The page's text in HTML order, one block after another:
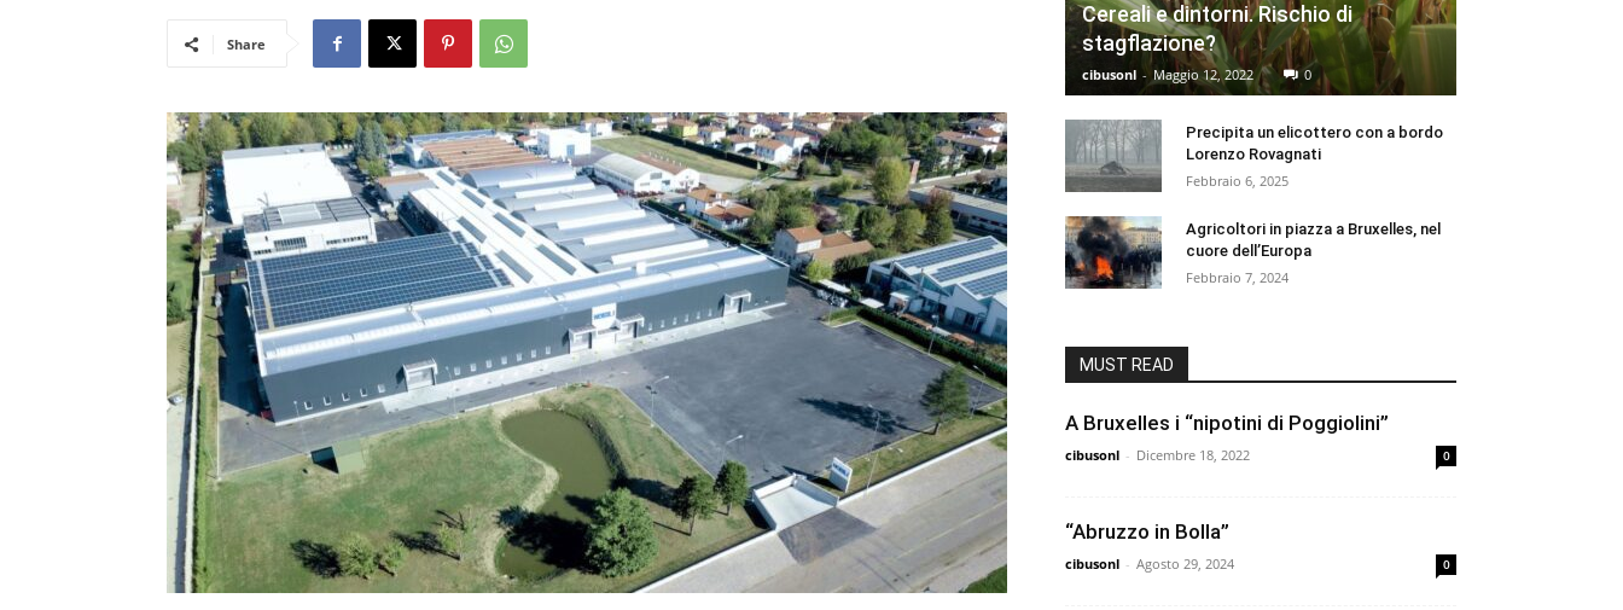
Share
Cereali e dintorni. Rischio di
stagflazione?
cibusonl - Maggio 12, 2022 0
Precipita un elicottero con a bordo
Lorenzo Rovagnati
Febbraio 6, 2025
Agricoltori in piazza a Bruxelles, nel
cuore dell’Europa
Febbraio 7, 2024
MUST READ
A Bruxelles i “nipotini di Poggiolini”
cibusonl - Dicembre 18, 2022 0
“Abruzzo in Bolla”
cibusonl - Agosto 29, 2024 0